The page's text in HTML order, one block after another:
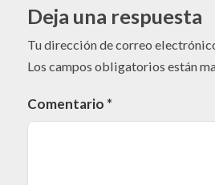
Deja una respuesta
Tu dirección de correo
Los campos obligatorios están
Comentario *